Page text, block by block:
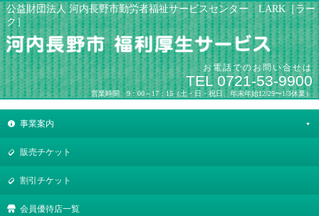
公益財団法人 河内長野市勤労者福祉サービスセンター LARK［ラー
ク］
お電話でのお問い合せは
TEL 0721-53-9900
営業時間 9：00～17：15（土・日・祝日、年末年始12/29〜1/3休業）
事業案内
販売チケット
割引チケット
会員優待店一覧